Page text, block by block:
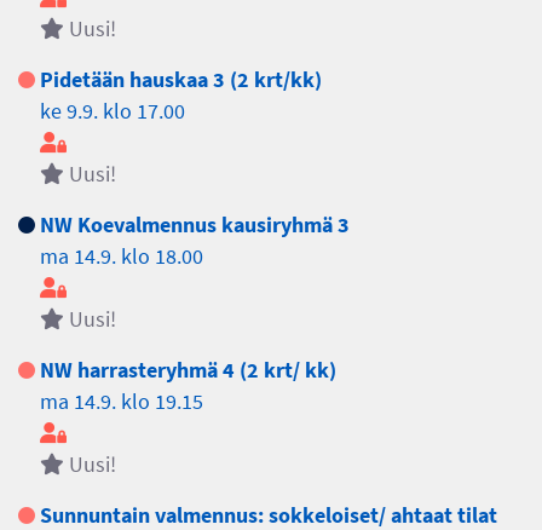
Uusi!
Pidetään hauskaa 3 (2 krt/kk)
ke 9.9. klo 17.00
Uusi!
NW Koevalmennus kausiryhmä 3
ma 14.9. klo 18.00
Uusi!
NW harrasteryhmä 4 (2 krt/ kk)
ma 14.9. klo 19.15
Uusi!
Sunnuntain valmennus: sokkeloiset/ ahtaat tilat